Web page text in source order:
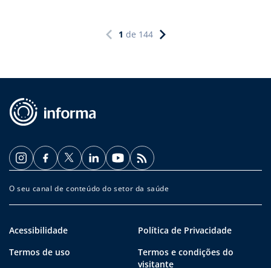
1 de 144
O seu canal de conteúdo do setor da saúde
Acessibilidade
Política de Privacidade
Termos de uso
Termos e condições do
visitante